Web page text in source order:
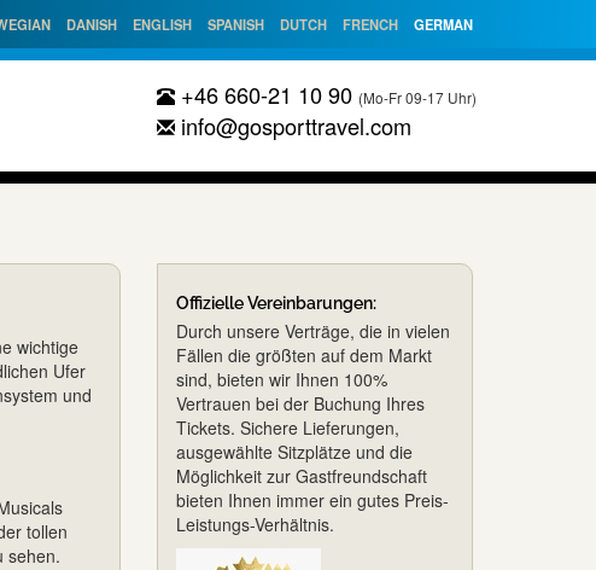
DANISH ENGLISH SPANISH DUTCH FRENCH GERMAN
+46 660-21 10 90 (Mo-Fr 09-17 Uhr)
info@gosporttravel.com
wichtige
Ufer
und
tollen
sehen.
Offizielle Vereinbarungen:
Durch unsere Verträge, die in vielen
Fällen die größten auf dem Markt
sind, bieten wir Ihnen 100%
Vertrauen bei der Buchung Ihres
Tickets. Sichere Lieferungen,
ausgewählte Sitzplätze und die
Möglichkeit zur Gastfreundschaft
bieten Ihnen immer ein gutes Preis-
Leistungs-Verhältnis.